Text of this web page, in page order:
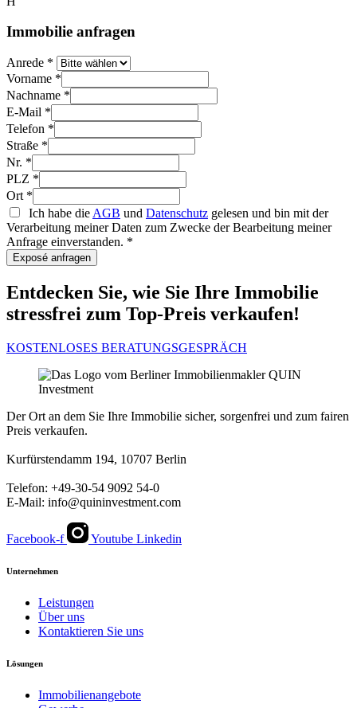
Immobilie anfragen
Anrede *
Vorname *
Nachname *
E-Mail *
Telefon *
Straße *
Nr. *
PLZ *
Ort *
Ich habe die AGB und Datenschutz gelesen und bin mit der
Verarbeitung meiner Daten zum Zwecke der Bearbeitung meiner
Anfrage einverstanden. *
Exposé anfragen
Entdecken Sie, wie Sie Ihre Immobilie
stressfrei zum Top-Preis verkaufen!
KOSTENLOSES BERATUNGSGESPRÄCH
Der Ort an dem Sie Ihre Immobilie sicher, sorgenfrei und zum fairen
Preis verkaufen.
Kurfürstendamm 194, 10707 Berlin
Telefon: +49-30-54 9092 54-0
E-Mail: info@quininvestment.com
Facebook-f Youtube Linkedin
Unternehmen
Leistungen
Über uns
Kontaktieren Sie uns
Lösungen
Immobilienangebote